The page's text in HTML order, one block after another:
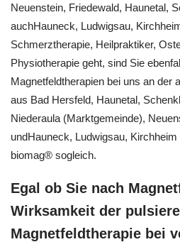
Neuenstein, Friedewald, Haunetal,
auchHauneck, Ludwigsau,
Schmerztherapie, Heilpraktiker,
Physiotherapie geht, sind Sie
Magnetfeldtherapien bei uns an der
aus Bad Hersfeld, Haunetal,
Niederaula (Marktgemeinde),
undHauneck, Ludwigsau,
biomag® sogleich.
Egal ob Sie nach
Wirksamkeit der
Magnetfeldtherapie bei